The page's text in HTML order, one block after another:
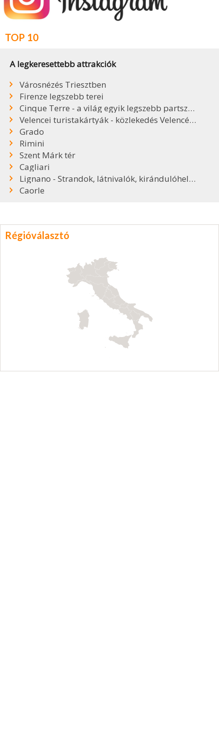
TOP 10
A legkeresettebb attrakciók
Városnézés Triesztben
Firenze legszebb terei
Cinque Terre - a világ egyik legszebb partszakasza
Velencei turistakártyák - közlekedés Velencében
Grado
Rimini
Szent Márk tér
Cagliari
Lignano - Strandok, látnivalók, kirándulóhelyek
Caorle
Régióválasztó